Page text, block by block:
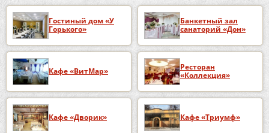
Гостиный дом «У
Горького»
Банкетный зал
санаторий «Дон»
Кафе «ВитМар»
Ресторан
«Коллекция»
Кафе «Дворик» Кафе «Триумф»